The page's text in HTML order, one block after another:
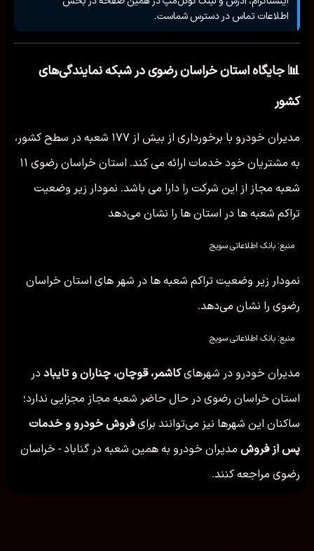
اطلاعات تماس در دسترس شماست.
📊 جایگاه استان خراسان رضوی در شبکه نمایندگی‌های
کشور
مدیران خودرو با برخورداری از بیش از ۱۷۷ شعبه در سطح کشور،
به مشتریان خود خدمات ارائه می کند. استان خراسان رضوی ۱۱
شعبه مجاز از این شرکت را دارا می باشد. نمودار زیر وضعیت
تراکم شعبه ها در استان ها را نشان می‌دهد
منبع: بانک اطلاعاتی سویج
نمودار زیر وضعیت تراکم شعبه ها در شهر های استان خراسان
رضوی را نشان می‌دهد.
منبع: بانک اطلاعاتی سویج
مدیران خودرو در شهرهایکاشمر، قوچان، چناران و تایباد در
استان خراسان رضوی در حال حاضر شعبه مجاز مجزایی ندارد؛
ساکنان این شهرها نیز می‌توانند برایفروش خودرو و خدمات
پس از فروش مدیران خودرو به همین شعبه در گناباد - خراسان
رضوی مراجعه کنند.